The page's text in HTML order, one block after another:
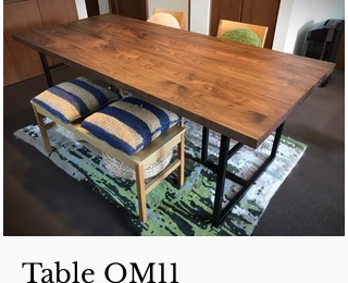
Table OM11